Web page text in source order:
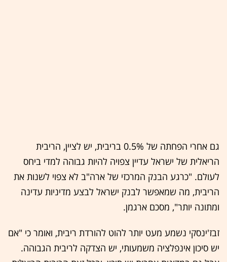
גם אחרי הפחתה של 0.5% בריבית, יש לציין, הריבית
הריאלית של ישראל עדיין צפויה להיות גבוהה למדי ביחס
לעולם. "כרגע הבנק המרכזי של ארה"ב לא צפוי לשנות את
הריבית, מה שמאפשר לבנק ישראל לבצע מדיניות עדינה
ומתונה יותר", מסכם ארגמן.
זבז'ינסקי נשמע מעט יותר להוט להורדת ריבית, ואומר כי "אם
יש סיכון אינפלציה משמעותי, יש הצדקה לריבית הגבוהה.